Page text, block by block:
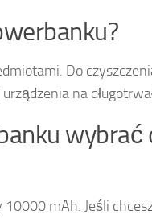
Do
na
wybrać
mAh. Jeśli